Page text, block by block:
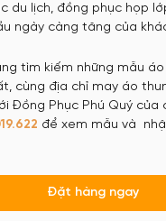
du lịch, đồng phục họp
ngày càng tăng của
tìm kiếm những mẫu
cùng địa chỉ may áo
Đồng Phục Phú Quý của
để xem mẫu và
Đặt hàng ngay